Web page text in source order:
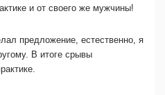
и от своего же мужчины!
предложение, естественно, я
В итоге срывы